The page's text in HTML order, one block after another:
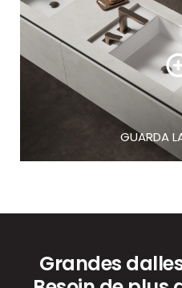
Grandes